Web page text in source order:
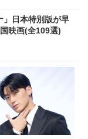
」日本特別版が早
映画(全109選)